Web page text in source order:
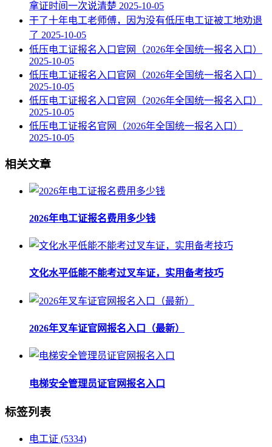
拿证时间一次说清楚 2025-10-05
干了十年电工老师傅，因为没有低压电工证被工地劝退
了 2025-10-05
低压电工证报名入口官网（2026年全国统一报名入口）
2025-10-05
低压电工证报名入口官网（2026年全国统一报名入口）
2025-10-05
低压电工证报名入口官网（2026年全国统一报名入口）
2025-10-05
低压电工证报名官网（2026年全国统一报名入口）
2025-10-05
相关文章
2026年电工证报名费用多少钱
文化水平低能不能考过叉车证，实用备考技巧
2026年叉车证官网报名入口（最新）
电梯安全管理员证官网报名入口
标签列表
电工证 (5334)